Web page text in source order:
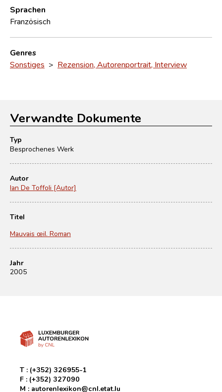
Sprachen
Französisch
Genres
Sonstiges > Rezension, Autorenportrait, Interview
Verwandte Dokumente
Typ
Besprochenes Werk
Autor
Ian De Toffoli [Autor]
Titel
Mauvais œil. Roman
Jahr
2005
T : (+352) 326955-1
F : (+352) 327090
M : autorenlexikon@cnl.etat.lu